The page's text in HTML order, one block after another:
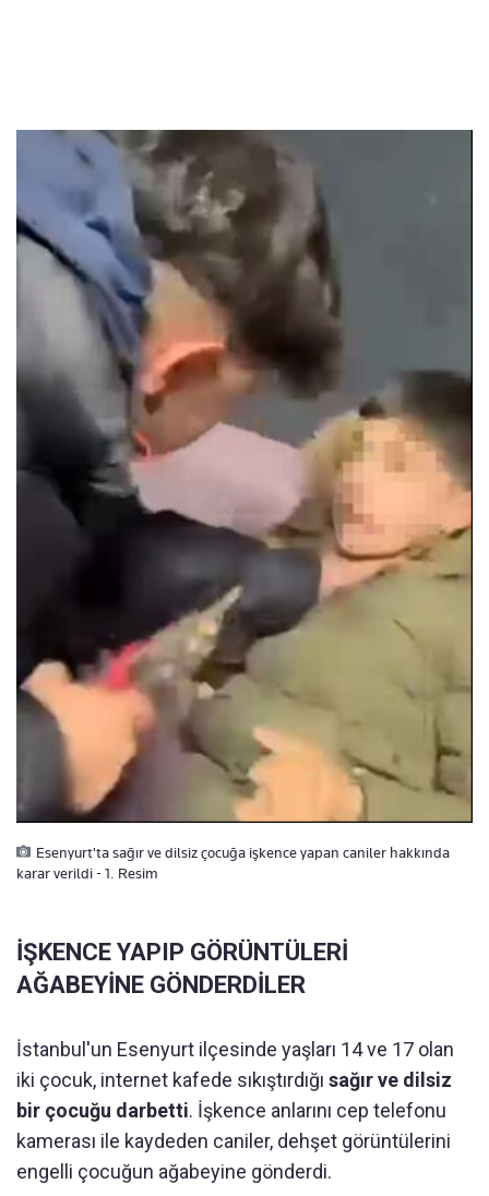
Esenyurt'ta sağır ve dilsiz çocuğa işkence yapan caniler hakkında
karar verildi - 1. Resim
İŞKENCE YAPIP GÖRÜNTÜLERİ
AĞABEYİNE GÖNDERDİLER
İstanbul'un Esenyurt ilçesinde yaşları 14 ve 17 olan
iki çocuk, internet kafede sıkıştırdığı sağır ve dilsiz
bir çocuğu darbetti. İşkence anlarını cep telefonu
kamerası ile kaydeden caniler, dehşet görüntülerini
engelli çocuğun ağabeyine gönderdi.